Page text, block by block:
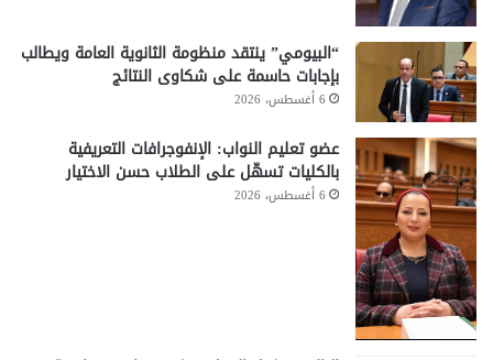
“البيومي” ينتقد منظومة الثانوية العامة ويطالب
بإجابات حاسمة على شكاوى النتائج
6 أغسطس، 2026
عضو تعليم النواب: الإنفوجرافات التعريفية
بالكليات تسهّل على الطلاب حسن الاختيار
6 أغسطس، 2026